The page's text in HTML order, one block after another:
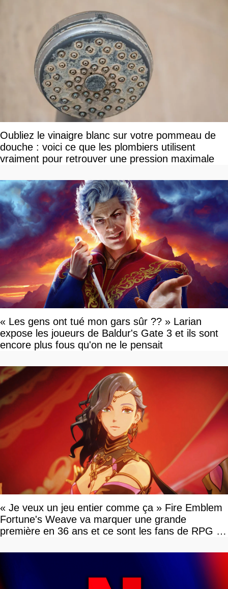
Oubliez le vinaigre blanc sur votre pommeau de
douche : voici ce que les plombiers utilisent
vraiment pour retrouver une pression maximale
« Les gens ont tué mon gars sûr ?? » Larian
expose les joueurs de Baldur's Gate 3 et ils sont
encore plus fous qu'on ne le pensait
« Je veux un jeu entier comme ça » Fire Emblem
Fortune's Weave va marquer une grande
première en 36 ans et ce sont les fans de RPG en